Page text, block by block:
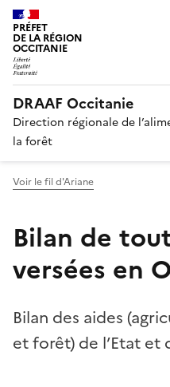
PRÉFET
DE LA RÉGION
OCCITANIE
DRAAF Occitanie
Direction régionale de
la forêt
Voir le fil d'Ariane
Bilan de
versées en
Bilan des aides
et forêt) de l’Etat et